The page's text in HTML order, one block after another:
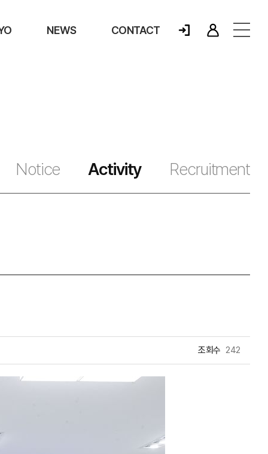
NEWS CONTACT
Notice Activity Recruitment
조회수 242